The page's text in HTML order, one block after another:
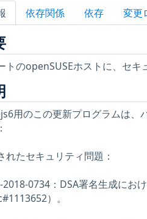
依存関係 依存 変更
トのopenSUSEホストに、セキ
用のこの更新プログラムは、
れたセキュリティ問題：
2018-0734：DSA署名生成にお
）。